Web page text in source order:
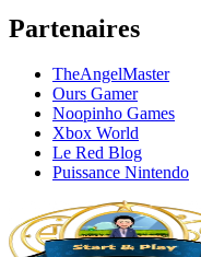
Partenaires
TheAngelMaster
Ours Gamer
Noopinho Games
Xbox World
Le Red Blog
Puissance Nintendo